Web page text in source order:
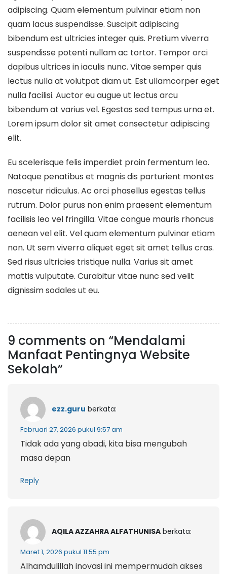
adipiscing. Quam elementum pulvinar etiam non
quam lacus suspendisse. Suscipit adipiscing
bibendum est ultricies integer quis. Pretium viverra
suspendisse potenti nullam ac tortor. Tempor orci
dapibus ultrices in iaculis nunc. Vitae semper quis
lectus nulla at volutpat diam ut. Est ullamcorper eget
nulla facilisi. Auctor eu augue ut lectus arcu
bibendum at varius vel. Egestas sed tempus urna et.
Lorem ipsum dolor sit amet consectetur adipiscing
elit.
Eu scelerisque felis imperdiet proin fermentum leo.
Natoque penatibus et magnis dis parturient montes
nascetur ridiculus. Ac orci phasellus egestas tellus
rutrum. Dolor purus non enim praesent elementum
facilisis leo vel fringilla. Vitae congue mauris rhoncus
aenean vel elit. Vel quam elementum pulvinar etiam
non. Ut sem viverra aliquet eget sit amet tellus cras.
Sed risus ultricies tristique nulla. Varius sit amet
mattis vulputate. Curabitur vitae nunc sed velit
dignissim sodales ut eu.
9 comments on “Mendalami
Manfaat Pentingnya Website
Sekolah”
ezz.guru berkata:
Februari 27, 2026 pukul 9:57 am
Tidak ada yang abadi, kita bisa mengubah
masa depan
Reply
AQILA AZZAHRA ALFATHUNISA berkata:
Maret 1, 2026 pukul 11:55 pm
Alhamdulillah inovasi ini mempermudah akses